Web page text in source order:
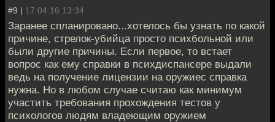
#9 | 17.04.16 13:34
Заранее спланировано...хотелось бы узнать по какой
причине, стрелок-убийца просто психбольной или
были другие причины. Если первое, то встает
вопрос как ему справки в психдиспансере выдали
ведь на получение лицензии на оружиес справка
нужна. Но в любом случае считаю как минимум
участить требования прохождения тестов у
психологов людям владеющим оружием